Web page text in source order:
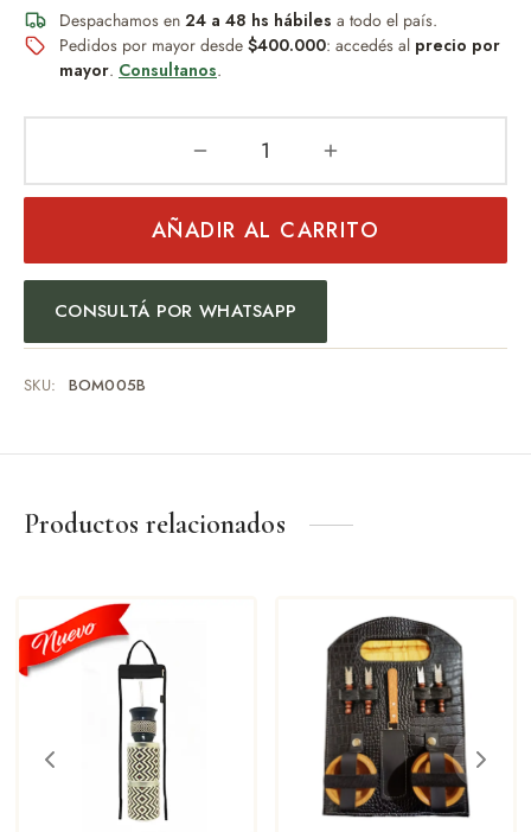
Despachamos en 24 a 48 hs hábiles a todo el país.
Pedidos por mayor desde $400.000: accedés al precio por
mayor. Consultanos.
AÑADIR AL CARRITO
CONSULTÁ POR WHATSAPP
SKU: BOM005B
Productos relacionados